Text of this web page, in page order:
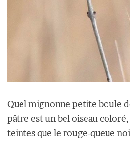
Quel mignonne petite boule
pâtre est un bel oiseau
teintes que le rouge-queue